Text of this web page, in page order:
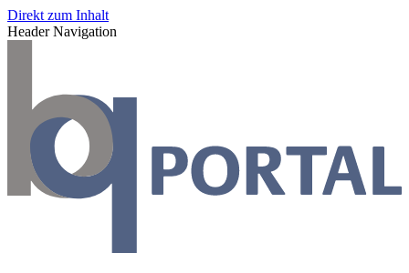
Direkt zum Inhalt
Header Navigation